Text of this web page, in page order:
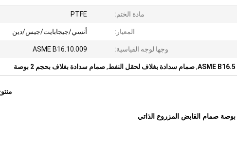
مادة الختم: PTFE
المعيار: أنسي/جيجابايت/جيس/دين
وجها لوجه القياسية: ASME B16.10.009
,صمام سدادة بغلاف لحقل النفط,صمام سدادة بغلاف بحجم 2 بوصة